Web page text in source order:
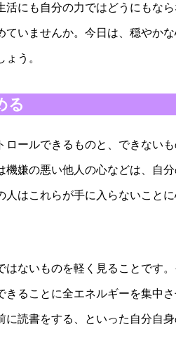
にも自分の力ではどうにもな
いませんか。今日は、穏やか
う。
る
ールできるものと、できない
嫌の悪い他人の心などは、自
はこれらが手に入らないこと
ないものを軽く見ることです
ることに全エネルギーを集中さ
読書をする、といった自分自